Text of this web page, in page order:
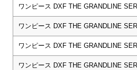
ワンピース DXF THE GRANDLINE
ワンピース DXF THE GRANDLINE
ワンピース DXF THE GRANDLINE
ワンピース DXF THE GRANDLINE